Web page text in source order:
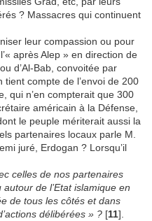
? Massacres qui continuent
leur compassion ou pour
après Alep » en direction de
d’Al-Bab, convoitée par
tient compte de l’envoi de 200
qui n’en compterait que 300
américain à la Défense,
le peuple mériterait aussi la
partenaires locaux parle M.
juré, Erdogan ? Lorsqu’il
celles de nos partenaires
de l’Etat islamique en
de tous les côtés et dans
délibérées » ? [11].